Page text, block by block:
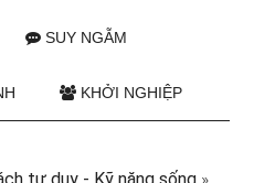
SUY NGẪM
KHỞI NGHIỆP